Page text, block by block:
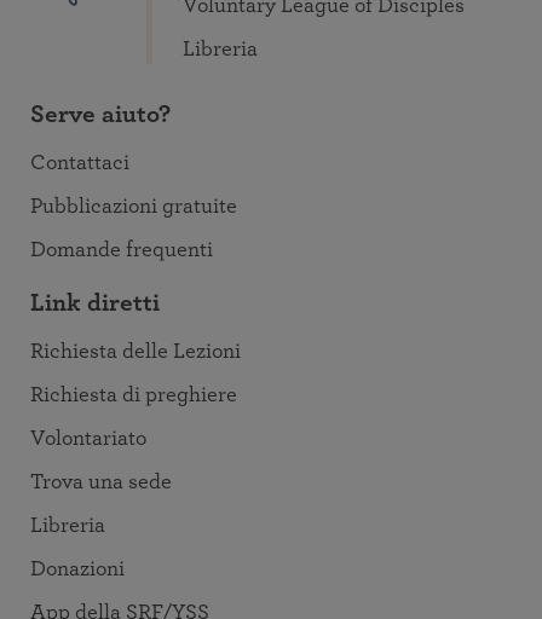
Voluntary League of Disciples
Libreria
Serve aiuto?
Contattaci
Pubblicazioni gratuite
Domande frequenti
Link diretti
Richiesta delle Lezioni
Richiesta di preghiere
Volontariato
Trova una sede
Libreria
Donazioni
App della SRF/YSS